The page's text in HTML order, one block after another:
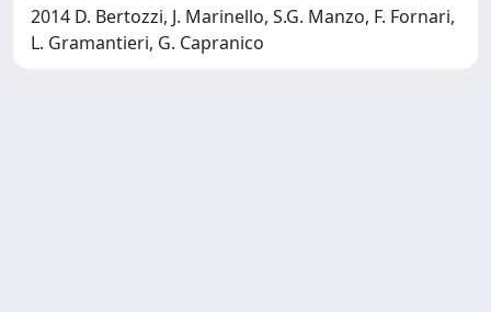
2014 D. Bertozzi, J. Marinello, S.G. Manzo, F. Fornari,
L. Gramantieri, G. Capranico